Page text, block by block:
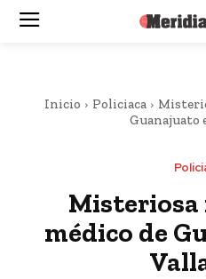
Inicio Policiaca
Guanajuato
Misteriosa
médico de